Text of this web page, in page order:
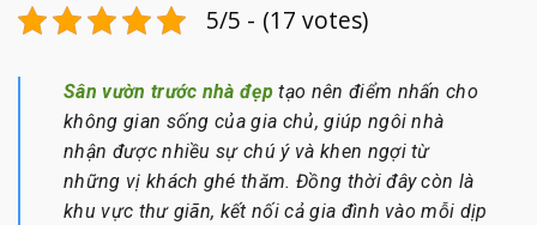
5/5 - (17 votes)
Sân vườn trước nhà đẹp tạo nên điểm nhấn cho
không gian sống của gia chủ, giúp ngôi nhà
nhận được nhiều sự chú ý và khen ngợi từ
những vị khách ghé thăm. Đồng thời đây còn là
khu vực thư giãn, kết nối cả gia đình vào mỗi dịp